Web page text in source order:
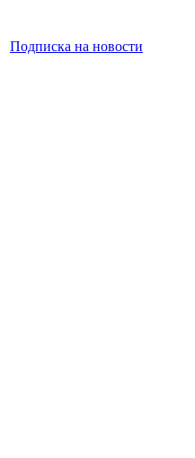
Подписка на новости